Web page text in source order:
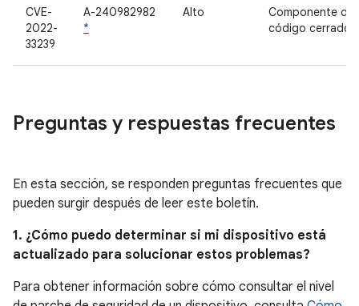
CVE-
2022-
33239
A-240982982
*
Alto
Componente de
código cerrado
Preguntas y respuestas frecuentes
En esta sección, se responden preguntas frecuentes que
pueden surgir después de leer este boletín.
1. ¿Cómo puedo determinar si mi dispositivo está
actualizado para solucionar estos problemas?
Para obtener información sobre cómo consultar el nivel